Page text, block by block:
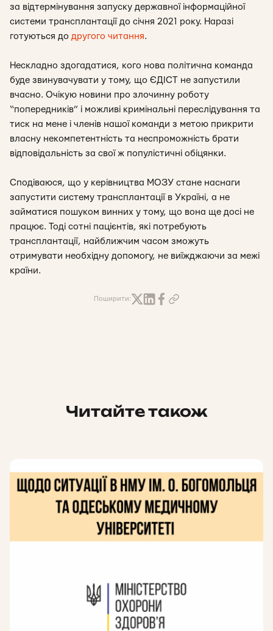
за відтермінування запуску державної інформаційної
системи трансплантації до січня 2021 року. Наразі
готуються до другого читання.
Нескладно здогадатися, кого нова політична команда
буде звинувачувати у тому, що ЄДІСТ не запустили
вчасно. Очікую новини про злочинну роботу
“попередників” і можливі кримінальні переслідування та
тиск на мене і членів нашої команди з метою прикрити
власну некомпетентність та неспроможність брати
відповідальність за свої ж популістичні обіцянки.
Сподіваюся, що у керівництва МОЗУ стане наснаги
запустити систему трансплантації в Україні, а не
займатися пошуком винних у тому, що вона ще досі не
працює. Тоді сотні пацієнтів, які потребують
трансплантації, найближчим часом зможуть
отримувати необхідну допомогу, не виїжджаючи за межі
країни.
Поширити:
Читайте також